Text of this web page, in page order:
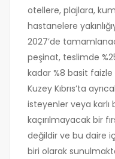
otellere, plajlara,
hastanelere
2027’de
peşinat, teslimde
kadar %8 basit
Kuzey Kıbrıs’ta
isteyenler veya karlı
kaçırılmayacak bir
değildir ve bu daire
biri olarak